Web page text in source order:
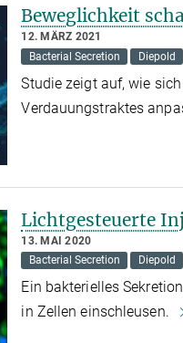
Beweglichkeit
12. MÄRZ 2021
Bacterial Secretion
Diepold
Studie zeigt auf, wie
Verdauungstraktes
Lichtgesteuerte
13. MAI 2020
Bacterial Secretion
Diepold
Ein bakterielles
in Zellen einschleusen.